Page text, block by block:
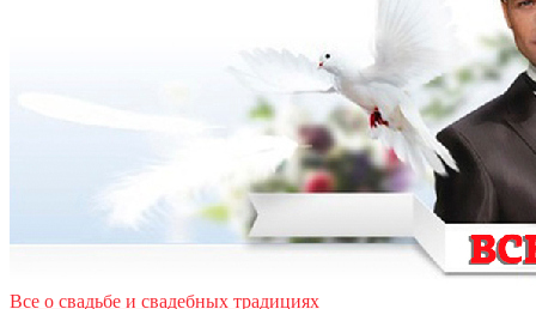
Все о свадьбе и свадебных традициях